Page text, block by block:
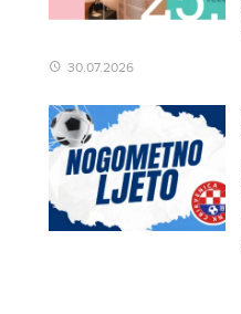
30.07.2026